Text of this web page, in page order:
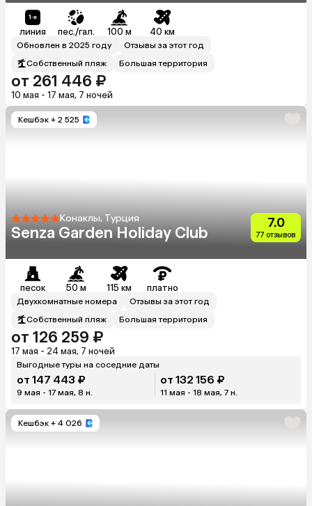
линия пес./гал. 100 м 40 км
Обновлен в 2025 году
Отзывы за этот год
Собственный пляж
Большая территория
от 261 446 ₽
10 мая - 17 мая, 7 ночей
Кешбэк + 2 525
Конаклы, Турция
Senza Garden Holiday Club
7.0
77 отзывов
песок 50 м 115 км платно
Двухкомнатные номера
Отзывы за этот год
Собственный пляж
Большая территория
от 126 259 ₽
17 мая - 24 мая, 7 ночей
Выгодные туры на соседние даты
от 147 443 ₽
9 мая - 17 мая, 8 н.
от 132 156 ₽
11 мая - 18 мая, 7 н.
Кешбэк + 4 026